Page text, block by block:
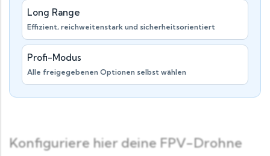
Long Range
Effizient, reichweitenstark und sicherheitsorientiert
Profi-Modus
Alle freigegebenen Optionen selbst wählen
Konfiguriere hier deine FPV-Drohne